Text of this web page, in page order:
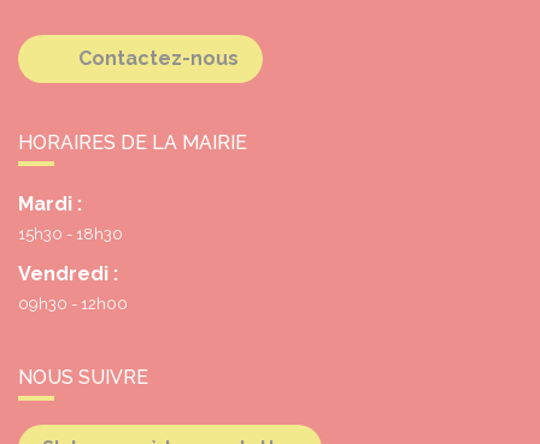
Contactez-nous
HORAIRES DE LA MAIRIE
Mardi :
15h30 - 18h30
Vendredi :
09h30 - 12h00
NOUS SUIVRE